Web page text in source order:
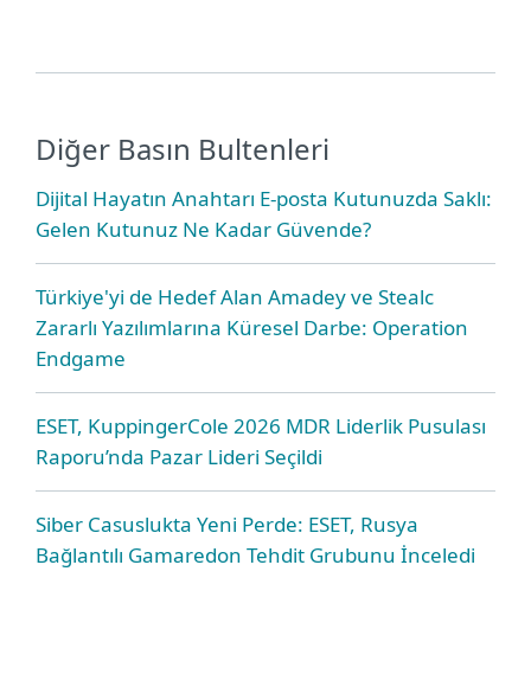
Diğer Basın Bultenleri
Dijital Hayatın Anahtarı E-posta Kutunuzda Saklı:
Gelen Kutunuz Ne Kadar Güvende?
Türkiye'yi de Hedef Alan Amadey ve Stealc
Zararlı Yazılımlarına Küresel Darbe: Operation
Endgame
ESET, KuppingerCole 2026 MDR Liderlik Pusulası
Raporu’nda Pazar Lideri Seçildi
Siber Casuslukta Yeni Perde: ESET, Rusya
Bağlantılı Gamaredon Tehdit Grubunu İnceledi